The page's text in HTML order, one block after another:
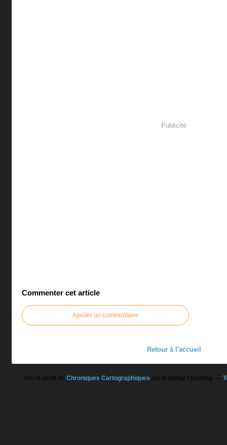
Publicité
Commenter cet article
Ajouter un commentaire
Retour à l'accueil
Voir le profil de Chroniques Cartographiques sur le portail Overblog